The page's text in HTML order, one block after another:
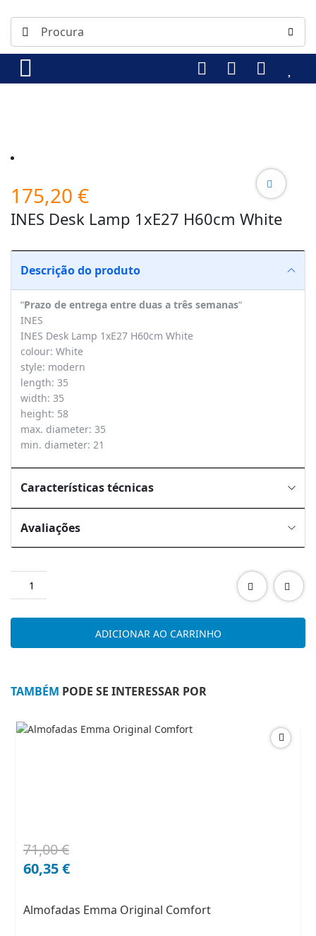
175,20 €
INES Desk Lamp 1xE27 H60cm White
Descrição do produto
“Prazo de entrega entre duas a três semanas“
INES
INES Desk Lamp 1xE27 H60cm White
colour: White
style: modern
length: 35
width: 35
height: 58
max. diameter: 35
min. diameter: 21
Características técnicas
Avaliações
Desk
White
ADICIONAR AO CARRINHO
TAMBÉM PODE SE INTERESSAR POR
71,00€
O
preço
71,00 €.
60,35€
O
preço
60,35 €.
Almofadas Emma Original Comfort